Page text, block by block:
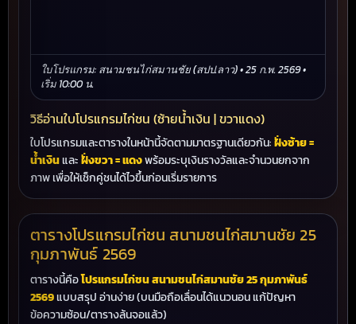
ใบโปรแกรม: สนามชนไก่สมานชัย (สปป.ลาว) • 25 ก.พ. 2569 •
เริ่ม 10:00 น.
วิธีอ่านใบโปรแกรมไก่ชน (ซ้ายน้ำเงิน | ขวาแดง)
ใบโปรแกรมและตารางในหน้านี้จัดตามมาตรฐานเดียวกัน:ฝั่งซ้าย =
น้ำเงินและฝั่งขวา = แดงพร้อมระบุเงินรางวัลและจำนวนยกจาก
ภาพ เพื่อให้เช็กคู่ชนได้ไวขึ้นก่อนเริ่มรายการ
ตารางโปรแกรมไก่ชน สนามชนไก่สมานชัย 25
กุมภาพันธ์ 2569
ตารางนี้คือโปรแกรมไก่ชน สนามชนไก่สมานชัย 25 กุมภาพันธ์
2569แบบสรุป อ่านง่าย (บนมือถือเลื่อนได้แนวนอน แก้ปัญหา
ข้อความซ้อน/ตารางล้นจอแล้ว)